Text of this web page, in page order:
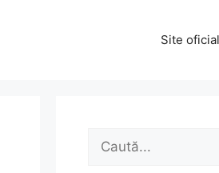
Site
Caută